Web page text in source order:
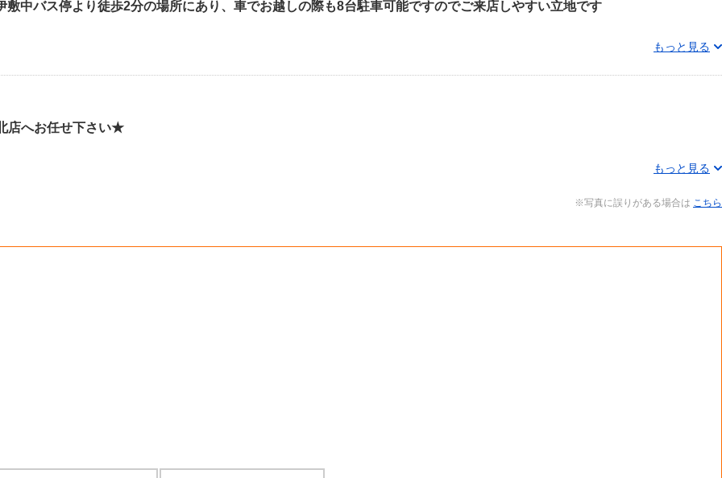
敷中バス停より徒歩2分の場所にあり、車でお越しの際も8台駐車可能ですのでご来店しやすい立地です
もっと見る
店へお任せ下さい★
もっと見る
※写真に誤りがある場合は こちら